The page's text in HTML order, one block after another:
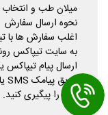
میلان طب و انتخاب
نحوه ارسال سفارش
اغلب سفارش ها با
به سایت تیپاکس
ارسال پیام تیپاکس
خود را پیگیری کنید.